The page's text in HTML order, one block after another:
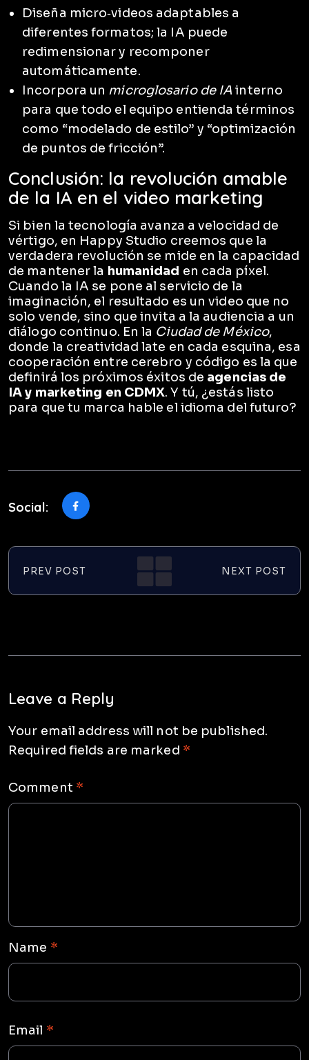
Diseña micro‑videos adaptables a
diferentes formatos; la IA puede
redimensionar y recomponer
automáticamente.
Incorpora un microglosario de IA interno
para que todo el equipo entienda términos
como “modelado de estilo” y “optimización
de puntos de fricción”.
Conclusión: la revolución amable
de la IA en el video marketing
Si bien la tecnología avanza a velocidad de
vértigo, en Happy Studio creemos que la
verdadera revolución se mide en la capacidad
de mantener la humanidad en cada píxel.
Cuando la IA se pone al servicio de la
imaginación, el resultado es un video que no
solo vende, sino que invita a la audiencia a un
diálogo continuo. En la Ciudad de México,
donde la creatividad late en cada esquina, esa
cooperación entre cerebro y código es la que
definirá los próximos éxitos de agencias de
IA y marketing en CDMX. Y tú, ¿estás listo
para que tu marca hable el idioma del futuro?
Social:
PREV POST NEXT POST
Leave a Reply
Your email address will not be published.
Required fields are marked *
Comment *
Name *
Email *